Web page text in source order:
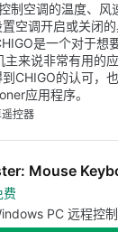
制空调的温度、风
空调开启或关闭
是一个对于想
主来说非常有用的
CHIGO的认可，
应用程序。
控器
Mouse
费
PC 远程控制